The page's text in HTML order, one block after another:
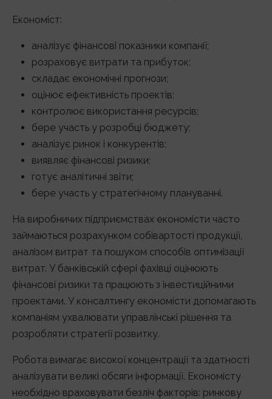
Економіст:
аналізує фінансові показники компанії;
розраховує витрати та прибуток;
складає економічні прогнози;
оцінює ефективність проектів;
контролює використання ресурсів;
бере участь у розробці бюджету;
аналізує ринок і конкурентів;
виявляє фінансові ризики;
готує аналітичні звіти;
бере участь у стратегічному плануванні.
На виробничих підприємствах економісти часто
займаються розрахунком собівартості продукції,
аналізом витрат та пошуком способів оптимізації
витрат. У банківській сфері фахівці оцінюють
фінансові ризики та працюють з інвестиційними
проектами. У консалтингу економісти допомагають
компаніям ухвалювати управлінські рішення та
розробляти стратегії розвитку.
Робота вимагає високої концентрації та здатності
аналізувати великі обсяги інформації. Економісту
необхідно враховувати безліч факторів: ринкову